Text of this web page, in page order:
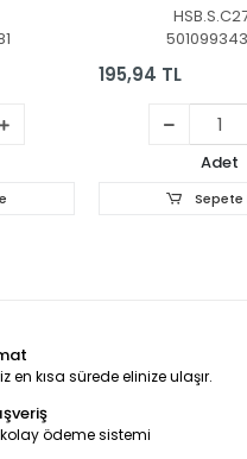
195,94 TL
Adet
Sepete
en kısa sürede elinize ulaşır.
ödeme sistemi